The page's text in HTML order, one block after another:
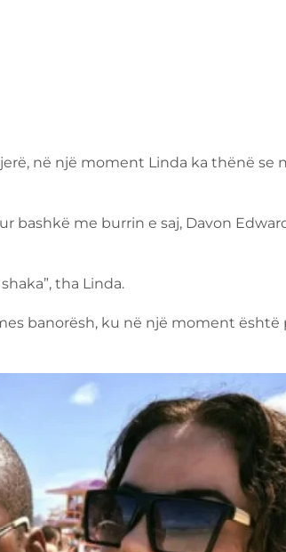
në një moment Linda ka thënë se
me burrin e saj, Davon
tha Linda.
banorësh, ku në një moment është